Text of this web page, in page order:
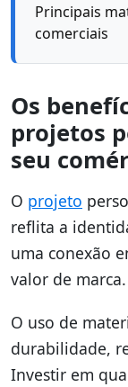
Principais
comerciais
Os
projetos
seu
O projeto
reflita a
uma conexão
valor de marca.
O uso de
durabilidade,
Investir em